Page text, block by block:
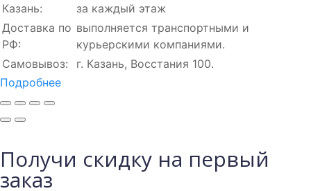
Казань:
за каждый этаж
Доставка по
РФ:
выполняется транспортными и
курьерскими компаниями.
Самовывоз:
г. Казань, Восстания 100.
Подробнее
Получи скидку на первый
заказ